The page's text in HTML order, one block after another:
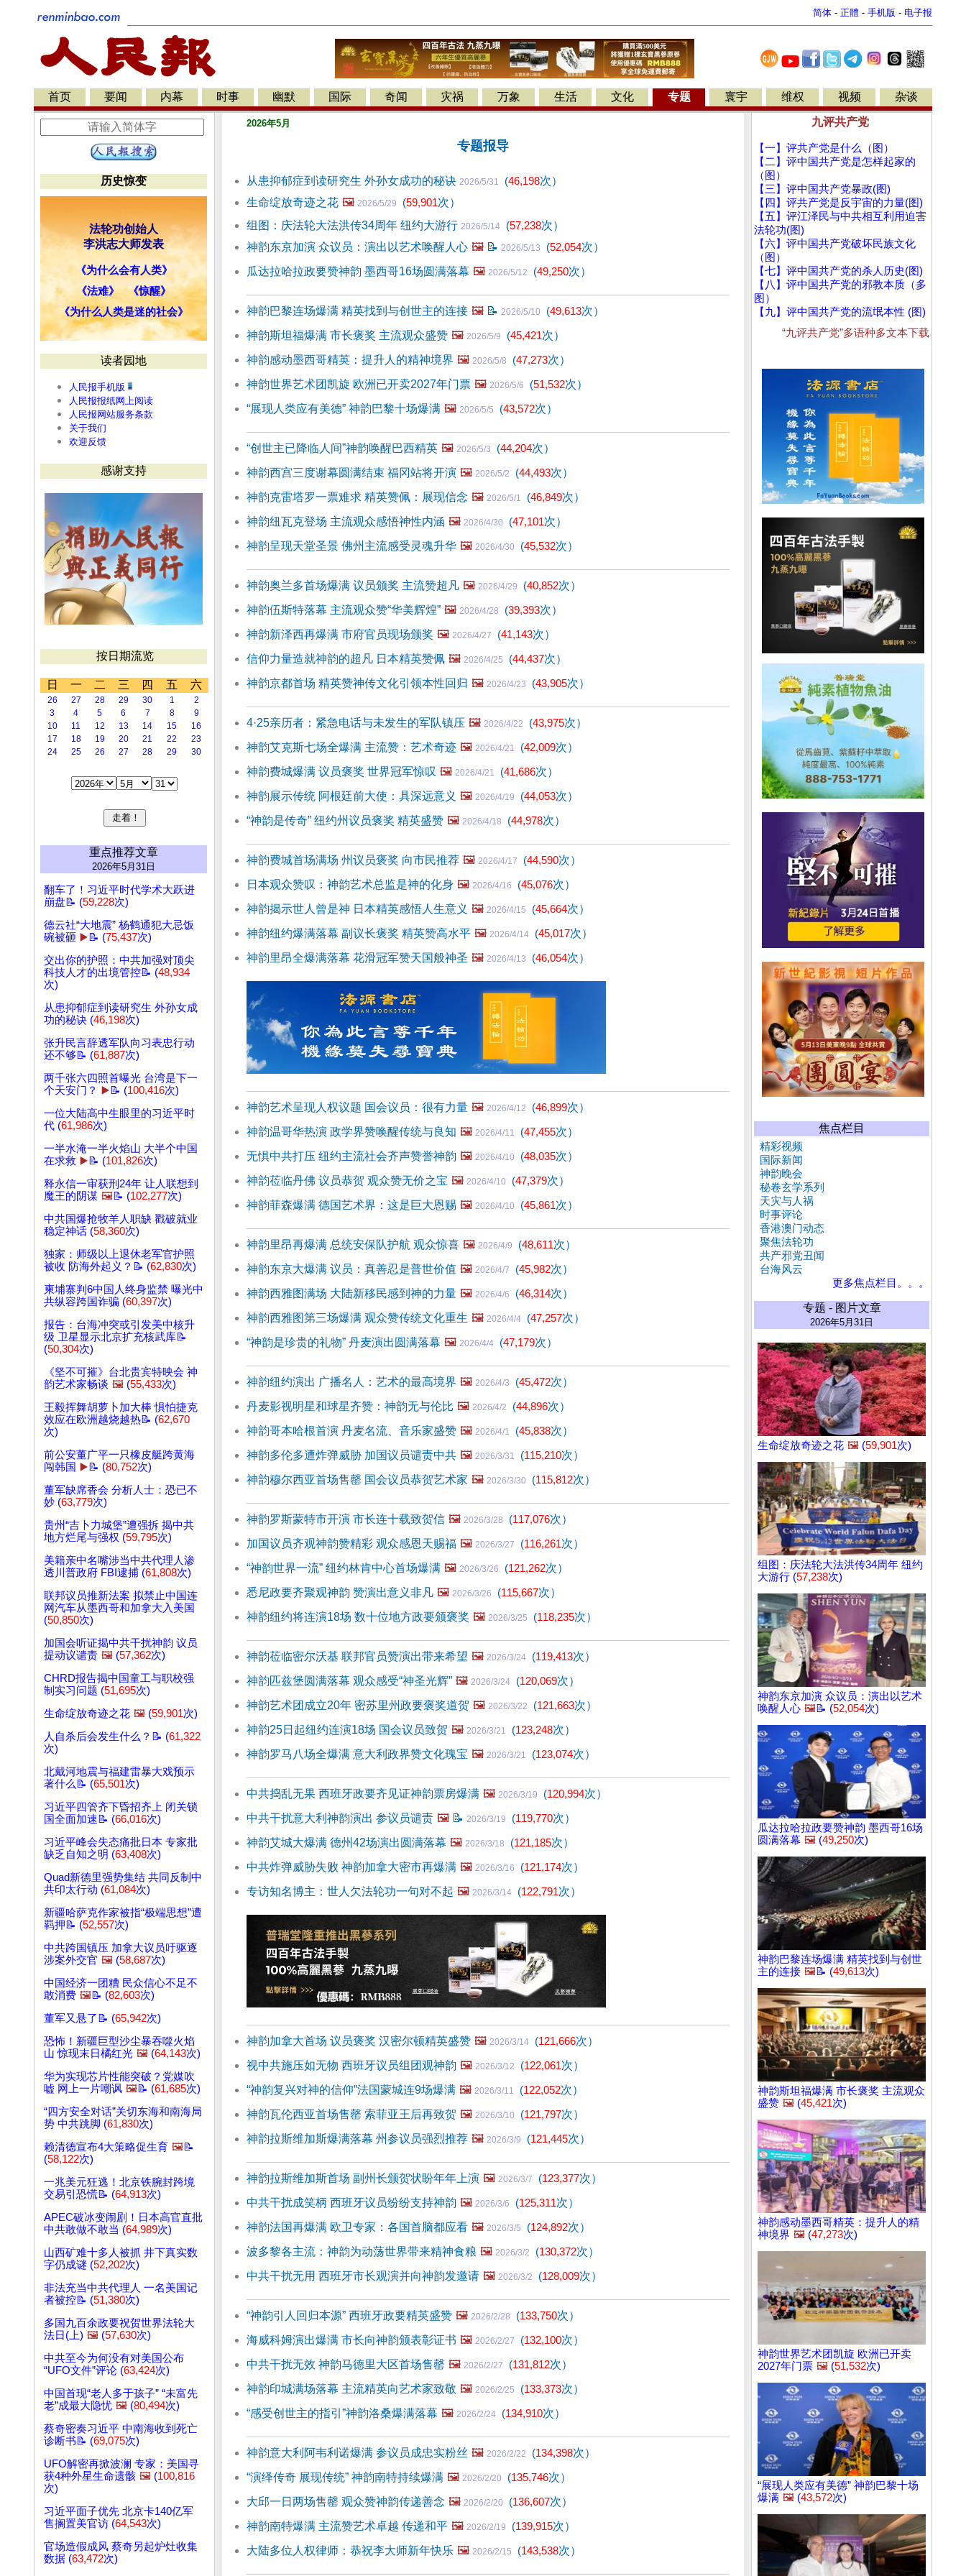
简体 - 正體 - 手机版 - 电子报
首页 要闻 内幕 时事 幽默 国际 奇闻 灾祸 万象 生活 文化 专题 寰宇 维权 视频 杂谈
历史惊变
法轮功创始人
李洪志大师发表
《为什么会有人类》
《法难》
《惊醒》
《为什么人类是迷的社会》
读者园地
人民报手机版
人民报报纸网上阅读
人民报网站服务条款
关于我们
欢迎反馈
感谢支持
按日期流览
日 一 二 三 四 五 六
26 27 28 29 30 1
2
3
4 5 6 7 8
9
10
11 12 13 14 15
16
17
18 19 20 21 22
23
24
25 26 27 28 29 30
重点推荐文章
2026年5月31日
翻车了！习近平时代学术大跃进
崩盘📝 (59,228次)
德云社“大地震” 杨鹤通犯大忌饭
碗被砸 ▶️📝 (75,437次)
交出你的护照：中共加强对顶尖
科技人才的出境管控📝 (48,934
次)
从患抑郁症到读研究生 外孙女成
功的秘诀 (46,198次)
张升民言辞透军队向习表忠行动
还不够📝 (61,887次)
两千张六四照首曝光 台湾是下一
个天安门？
▶️📝 (100,416次)
一位大陆高中生眼里的习近平时
代 (61,986次)
一半水淹一半火焰山 大半个中国
在求救 ▶️📝 (101,826次)
释永信一审获刑24年 让人联想到
魔王的阴谋 🖼️📝 (102,277次)
中共国爆抢牧羊人职缺 戳破就业
稳定神话 (58,360次)
独家：师级以上退休老军官护照
被收 防海外起义？📝 (62,830次)
柬埔寨判6中国人终身监禁 曝光中
共纵容跨国诈骗 (60,397次)
报告：台海冲突或引发美中核升
级 卫星显示北京扩充核武库📝
(50,304次)
《坚不可摧》台北贵宾特映会 神
韵艺术家畅谈 🖼️ (55,433次)
王毅挥舞胡萝卜加大棒 惧怕捷克
效应在欧洲越烧越热📝 (62,670
次)
前公安董广平一只橡皮艇跨黄海
闯韩国 ▶️📝 (80,752次)
董军缺席香会 分析人士：恐已不
妙 (63,779次)
贵州“吉卜力城堡”遭强拆 揭中共
地方烂尾与强权 (59,795次)
美籍亲中名嘴涉当中共代理人渗
透川普政府 FBI逮捕 (61,808次)
联邦议员推新法案 拟禁止中国连
网汽车从墨西哥和加拿大入美国
(50,850次)
加国会听证揭中共干扰神韵 议员
提动议谴责 🖼️ (57,362次)
CHRD报告揭中国童工与职校强
制实习问题 (51,695次)
生命绽放奇迹之花 🖼️ (59,901次)
人自杀后会发生什么？📝 (61,322
次)
北戴河地震与福建雷暴大戏预示
著什么📝 (65,501次)
习近平四管齐下昏招齐上 闭关锁
国全面加速📝 (66,016次)
习近平峰会失态痛批日本 专家批
缺乏自知之明 (63,408次)
Quad新德里强势集结 共同反制中
共印太行动 (61,084次)
新疆哈萨克作家被指“极端思想”遭
羁押📝 (52,557次)
中共跨国镇压 加拿大议员吁驱逐
涉案外交官 🖼️ (58,687次)
中国经济一团糟 民众信心不足不
敢消费 🖼️📝 (82,603次)
董军又悬了📝 (65,942次)
恐怖！新疆巨型沙尘暴吞噬火焰
山 惊现末日橘红光 🖼️ (64,143次)
华为实现芯片性能突破？党媒吹
嘘 网上一片嘲讽 🖼️📝 (61,685次)
“四方安全对话”关切东海和南海局
势 中共跳脚 (61,830次)
赖清德宣布4大策略促生育 🖼️📝
(58,122次)
一兆美元狂逃！北京铁腕封跨境
交易引恐慌📝 (64,913次)
APEC破冰变闹剧！日本高官直批
中共敢做不敢当 (64,989次)
山西矿难十多人被抓 井下真实数
字仍成谜 (52,202次)
非法充当中共代理人 一名美国记
者被控📝 (51,380次)
多国九百余政要祝贺世界法轮大
法日(上) 🖼️ (57,630次)
中共至今为何没有对美国公布
“UFO文件”评论 (63,424次)
中国首现“老人多于孩子” “未富先
老”成最大隐忧 🖼️ (80,494次)
蔡奇密奏习近平 中南海收到死亡
诊断书📝 (69,075次)
UFO解密再掀波澜 专家：美国寻
获4种外星生命遗骸 🖼️ (100,816
次)
习近平面子优先 北京卡140亿军
售搁置美官访 (64,543次)
官场造假成风 蔡奇另起炉灶收集
数据 (63,472次)
2026年5月
专题报导
从患抑郁症到读研究生 外孙女成功的秘诀 2026/5/31 (46,198次）
生命绽放奇迹之花 🖼️ 2026/5/29 (59,901次）
组图：庆法轮大法洪传34周年 纽约大游行 2026/5/14 (57,238次）
神韵东京加演 众议员：演出以艺术唤醒人心 🖼️ 📝 2026/5/13 (52,054次）
瓜达拉哈拉政要赞神韵 墨西哥16场圆满落幕 🖼️ 2026/5/12 (49,250次）
神韵巴黎连场爆满 精英找到与创世主的连接 🖼️ 📝 2026/5/10 (49,613次）
神韵斯坦福爆满 市长褒奖 主流观众盛赞 🖼️ 2026/5/9 (45,421次）
神韵感动墨西哥精英：提升人的精神境界 🖼️ 2026/5/8 (47,273次）
神韵世界艺术团凯旋 欧洲已开卖2027年门票 🖼️ 2026/5/6 (51,532次）
“展现人类应有美德” 神韵巴黎十场爆满 🖼️ 2026/5/5 (43,572次）
“创世主已降临人间”神韵唤醒巴西精英 🖼️ 2026/5/3 (44,204次）
神韵西宫三度谢幕圆满结束 福冈站将开演 🖼️ 2026/5/2 (44,493次）
神韵克雷塔罗一票难求 精英赞佩：展现信念 🖼️ 2026/5/1 (46,849次）
神韵纽瓦克登场 主流观众感悟神性内涵 🖼️ 2026/4/30 (47,101次）
神韵呈现天堂圣景 佛州主流感受灵魂升华 🖼️ 2026/4/30 (45,532次）
神韵奥兰多首场爆满 议员颁奖 主流赞超凡 🖼️ 2026/4/29 (40,852次）
神韵伍斯特落幕 主流观众赞“华美辉煌” 🖼️ 2026/4/28 (39,393次）
神韵新泽西再爆满 市府官员现场颁奖 🖼️ 2026/4/27 (41,143次）
信仰力量造就神韵的超凡 日本精英赞佩 🖼️ 2026/4/25 (44,437次）
神韵京都首场 精英赞神传文化引领本性回归 🖼️ 2026/4/23 (43,905次）
4·25亲历者：紧急电话与未发生的军队镇压 🖼️ 2026/4/22 (43,975次）
神韵艾克斯七场全爆满 主流赞：艺术奇迹 🖼️ 2026/4/21 (42,009次）
神韵费城爆满 议员褒奖 世界冠军惊叹 🖼️ 2026/4/21 (41,686次）
神韵展示传统 阿根廷前大使：具深远意义 🖼️ 2026/4/19 (44,053次）
“神韵是传奇” 纽约州议员褒奖 精英盛赞 🖼️ 2026/4/18 (44,978次）
神韵费城首场满场 州议员褒奖 向市民推荐 🖼️ 2026/4/17 (44,590次）
日本观众赞叹：神韵艺术总监是神的化身 🖼️ 2026/4/16 (45,076次）
神韵揭示世人曾是神 日本精英感悟人生意义 🖼️ 2026/4/15 (45,664次）
神韵纽约爆满落幕 副议长褒奖 精英赞高水平 🖼️ 2026/4/14 (45,017次）
神韵里昂全爆满落幕 花滑冠军赞天国般神圣 🖼️ 2026/4/13 (46,054次）
神韵艺术呈现人权议题 国会议员：很有力量 🖼️ 2026/4/12 (46,899次）
神韵温哥华热演 政学界赞唤醒传统与良知 🖼️ 2026/4/11 (47,455次）
无惧中共打压 纽约主流社会齐声赞誉神韵 🖼️ 2026/4/10 (48,035次）
神韵莅临丹佛 议员恭贺 观众赞无价之宝 🖼️ 2026/4/10 (47,379次）
神韵菲森爆满 德国艺术界：这是巨大恩赐 🖼️ 2026/4/10 (45,861次）
神韵里昂再爆满 总统安保队护航 观众惊喜 🖼️ 2026/4/9 (48,611次）
神韵东京大爆满 议员：真善忍是普世价值 🖼️ 2026/4/7 (45,982次）
神韵西雅图满场 大陆新移民感到神的力量 🖼️ 2026/4/6 (46,314次）
神韵西雅图第三场爆满 观众赞传统文化重生 🖼️ 2026/4/4 (47,257次）
“神韵是珍贵的礼物” 丹麦演出圆满落幕 🖼️ 2026/4/4 (47,179次）
神韵纽约演出 广播名人：艺术的最高境界 🖼️ 2026/4/3 (45,472次）
丹麦影视明星和球星齐赞：神韵无与伦比 🖼️ 2026/4/2 (44,896次）
神韵哥本哈根首演 丹麦名流、音乐家盛赞 🖼️ 2026/4/1 (45,838次）
神韵多伦多遭炸弹威胁 加国议员谴责中共 🖼️ 2026/3/31 (115,210次）
神韵穆尔西亚首场售罄 国会议员恭贺艺术家 🖼️ 2026/3/30 (115,812次）
神韵罗斯蒙特市开演 市长连十载致贺信 🖼️ 2026/3/28 (117,076次）
加国议员齐观神韵赞精彩 观众感恩天赐福 🖼️ 2026/3/27 (116,261次）
“神韵世界一流” 纽约林肯中心首场爆满 🖼️ 2026/3/26 (121,262次）
悉尼政要齐聚观神韵 赞演出意义非凡 🖼️ 2026/3/26 (115,667次）
神韵纽约将连演18场 数十位地方政要颁褒奖 🖼️ 2026/3/25 (118,235次）
神韵莅临密尔沃基 联邦官员赞演出带来希望 🖼️ 2026/3/24 (119,413次）
神韵匹兹堡圆满落幕 观众感受“神圣光辉” 🖼️ 2026/3/24 (120,069次）
神韵艺术团成立20年 密苏里州政要褒奖道贺 🖼️ 2026/3/22 (121,663次）
神韵25日起纽约连演18场 国会议员致贺 🖼️ 2026/3/21 (123,248次）
神韵罗马八场全爆满 意大利政界赞文化瑰宝 🖼️ 2026/3/21 (123,074次）
中共捣乱无果 西班牙政要齐见证神韵票房爆满 🖼️ 2026/3/19 (120,994次）
中共干扰意大利神韵演出 参议员谴责 🖼️ 📝 2026/3/19 (119,770次）
神韵艾城大爆满 德州42场演出圆满落幕 🖼️ 2026/3/18 (121,185次）
中共炸弹威胁失败 神韵加拿大密市再爆满 🖼️ 2026/3/16 (121,174次）
专访知名博主：世人欠法轮功一句对不起 🖼️ 2026/3/14 (122,791次）
神韵加拿大首场 议员褒奖 汉密尔顿精英盛赞 🖼️ 2026/3/14 (121,666次）
视中共施压如无物 西班牙议员组团观神韵 🖼️ 2026/3/12 (122,061次）
“神韵复兴对神的信仰”法国蒙城连9场爆满 🖼️ 2026/3/11 (122,052次）
神韵瓦伦西亚首场售罄 索菲亚王后再致贺 🖼️ 2026/3/10 (121,797次）
神韵拉斯维加斯爆满落幕 州参议员强烈推荐 🖼️ 2026/3/9 (121,445次）
神韵拉斯维加斯首场 副州长颁贺状盼年年上演 🖼️ 2026/3/7 (123,377次）
中共干扰成笑柄 西班牙议员纷纷支持神韵 🖼️ 2026/3/6 (125,311次）
神韵法国再爆满 欧卫专家：各国首脑都应看 🖼️ 2026/3/5 (124,892次）
波多黎各主流：神韵为动荡世界带来精神食粮 🖼️ 2026/3/2 (130,372次）
中共干扰无用 西班牙市长观演并向神韵发邀请 🖼️ 2026/3/2 (128,009次）
“神韵引人回归本源” 西班牙政要精英盛赞 🖼️ 2026/2/28 (133,750次）
海威科姆演出爆满 市长向神韵颁表彰证书 🖼️ 2026/2/27 (132,100次）
中共干扰无效 神韵马德里大区首场售罄 🖼️ 2026/2/27 (131,812次）
神韵印城满场落幕 主流精英向艺术家致敬 🖼️ 2026/2/25 (133,373次）
“感受创世主的指引”神韵洛桑爆满落幕 🖼️ 2026/2/24 (134,910次）
神韵意大利阿韦利诺爆满 参议员成忠实粉丝 🖼️ 2026/2/22 (134,398次）
“演绎传奇 展现传统” 神韵南特持续爆满 🖼️ 2026/2/20 (135,746次）
大邱一日两场售罄 观众赞神韵传递善念 🖼️ 2026/2/20 (136,607次）
神韵南特爆满 主流赞艺术卓越 传递和平 🖼️ 2026/2/19 (139,915次）
大陆多位人权律师：恭祝李大师新年快乐 🖼️ 2026/2/15 (143,538次）
九评共产党
【一】评共产党是什么（图）
【二】评中国共产党是怎样起家的
（图）
【三】评中国共产党暴政(图)
【四】评共产党是反宇宙的力量(图)
【五】评江泽民与中共相互利用迫害
法轮功(图)
【六】评中国共产党破坏民族文化
（图）
【七】评中国共产党的杀人历史(图)
【八】评中国共产党的邪教本质（多
图）
【九】评中国共产党的流氓本性 (图)
“九评共产党”多语种多文本下载
焦点栏目
精彩视频
国际新闻
神韵晚会
秘卷玄学系列
天灾与人祸
时事评论
香港澳门动态
聚焦法轮功
共产邪党丑闻
台海风云
更多焦点栏目。。。
专题 - 图片文章
2026年5月31日
生命绽放奇迹之花 🖼️ (59,901次)
组图：庆法轮大法洪传34周年 纽约
大游行 (57,238次)
神韵东京加演 众议员：演出以艺术
唤醒人心 🖼️📝 (52,054次)
瓜达拉哈拉政要赞神韵 墨西哥16场
圆满落幕 🖼️ (49,250次)
神韵巴黎连场爆满 精英找到与创世
主的连接 🖼️📝 (49,613次)
神韵斯坦福爆满 市长褒奖 主流观众
盛赞 🖼️ (45,421次)
神韵感动墨西哥精英：提升人的精
神境界 🖼️ (47,273次)
神韵世界艺术团凯旋 欧洲已开卖
2027年门票 🖼️ (51,532次)
“展现人类应有美德” 神韵巴黎十场
爆满 🖼️ (43,572次)